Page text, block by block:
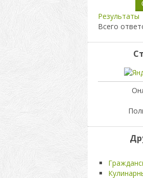
Результаты
Всего